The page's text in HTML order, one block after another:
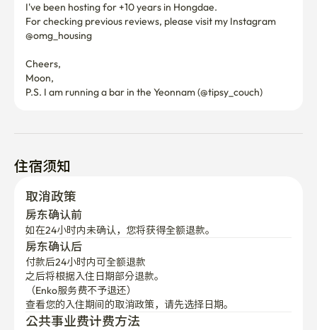
I've been hosting for +10 years in Hongdae.
For checking previous reviews, please visit my Instagram
@omg_housing
Cheers,
Moon,
住宿须知
取消政策
房东确认前
如在24小时内未确认，您将获得全额退款。
房东确认后
付款后24小时内可全额退款
之后将根据入住日期部分退款。
（Enko服务费不予退还）
查看您的入住期间的取消政策，请先选择日期。
公共事业费计费方法